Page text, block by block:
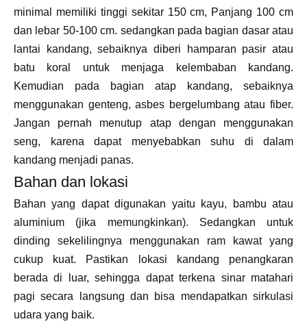
minimal memiliki tinggi sekitar 150 cm, Panjang 100 cm
dan lebar 50-100 cm. sedangkan pada bagian dasar atau
lantai kandang, sebaiknya diberi hamparan pasir atau
batu koral untuk menjaga kelembaban kandang.
Kemudian pada bagian atap kandang, sebaiknya
menggunakan genteng, asbes bergelumbang atau fiber.
Jangan pernah menutup atap dengan menggunakan
seng, karena dapat menyebabkan suhu di dalam
kandang menjadi panas.
Bahan dan lokasi
Bahan yang dapat digunakan yaitu kayu, bambu atau
aluminium (jika memungkinkan). Sedangkan untuk
dinding sekelilingnya menggunakan ram kawat yang
cukup kuat. Pastikan lokasi kandang penangkaran
berada di luar, sehingga dapat terkena sinar matahari
pagi secara langsung dan bisa mendapatkan sirkulasi
udara yang baik.